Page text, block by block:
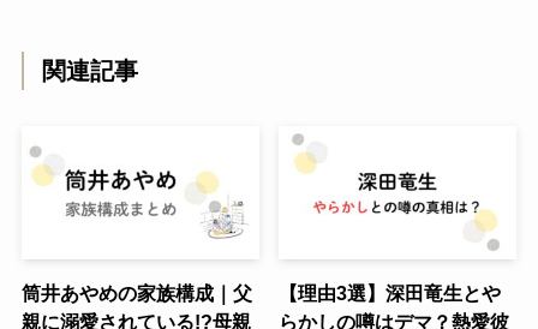
関連記事
筒井あやめの家族構成｜父
親に溺愛されている!?母親
【理由3選】深田竜生とや
らかしの噂はデマ？熱愛彼